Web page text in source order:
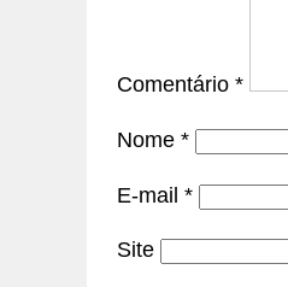
Comentário *
Nome *
E-mail *
Site